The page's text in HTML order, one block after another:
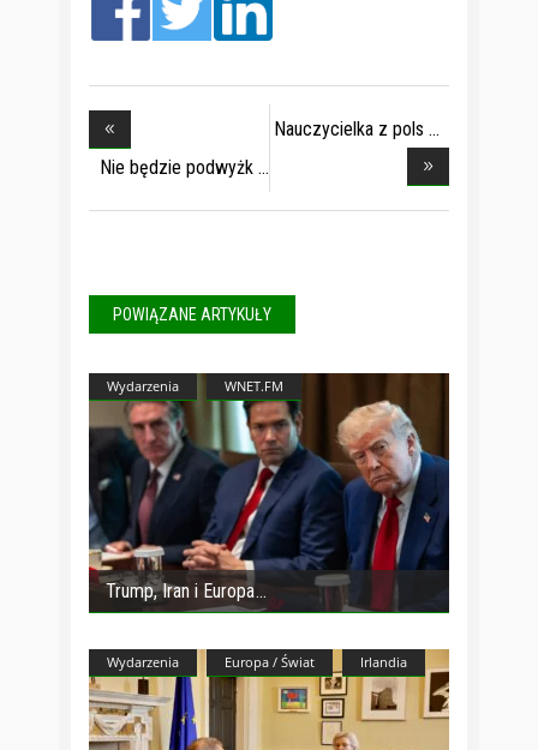
Nie będzie podwyżk
Nauczycielka z pols
POWIĄZANE ARTYKUŁY
Wydarzenia WNET.FM
Trump, Iran i Europa
Wydarzenia Europa / Świat Irlandia